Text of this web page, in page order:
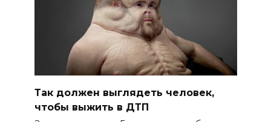
Так должен выглядеть человек,
чтобы выжить в ДТП